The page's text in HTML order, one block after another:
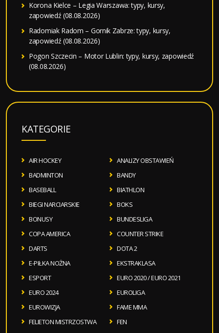
Korona Kielce – Legia Warszawa: typy, kursy,
zapowiedź (08.08.2026)
Radomiak Radom – Gornik Zabrze: typy, kursy,
zapowiedź (08.08.2026)
Pogon Szczecin – Motor Lublin: typy, kursy, zapowiedź
(08.08.2026)
KATEGORIE
AIR HOCKEY
ANALIZY OBSTAWIEŃ
BADMINTON
BANDY
BASEBALL
BIATHLON
BIEGI NARCIARSKIE
BOKS
BONUSY
BUNDESLIGA
COPA AMERICA
COUNTER STRIKE
DARTS
DOTA 2
E-PIŁKA NOŻNA
EKSTRAKLASA
ESPORT
EURO 2020 / EURO 2021
EURO 2024
EUROLIGA
EUROWIZJA
FAME MMA
FELIETON MISTRZOSTWA
FEN